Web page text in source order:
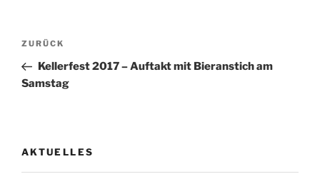
Beitragsnavigation
Vorheriger
Beitrag
ZURÜCK
Kellerfest 2017 – Auftakt mit Bieranstich am
Samstag
AKTUELLES